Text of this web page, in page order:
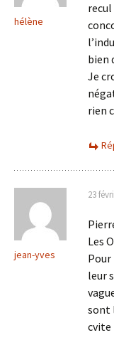
hélène
recul
bien
Je
rien
jean-yves
23
Les
Pour
leur
sont
cvite